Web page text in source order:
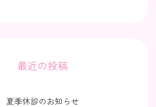
最近の投稿
夏季休診のお知らせ